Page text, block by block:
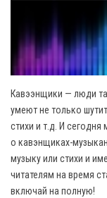
Кавээнщики — люди
умеют не только
стихи и т.д. И
о кавэнщиках-
музыку или стихи и
читателям на время
включай на полную!